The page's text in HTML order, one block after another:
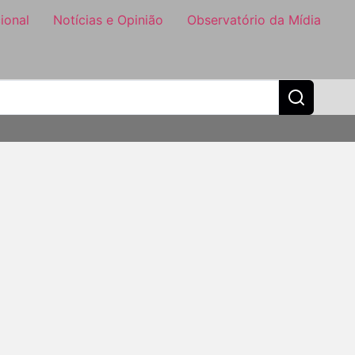
Notícias e Opinião Observatório da Mídia